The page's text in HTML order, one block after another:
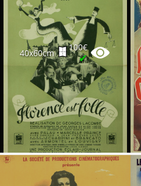
40x60cm
100€
✔